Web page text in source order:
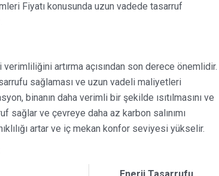
Fiyatı konusunda uzun vadede tasarruf
artırma açısından son derece önemlidir.
sağlaması ve uzun vadeli maliyetleri
binanın daha verimli bir şekilde ısıtılmasını ve
sağlar ve çevreye daha az karbon salınımı
artar ve iç mekan konfor seviyesi yükselir.